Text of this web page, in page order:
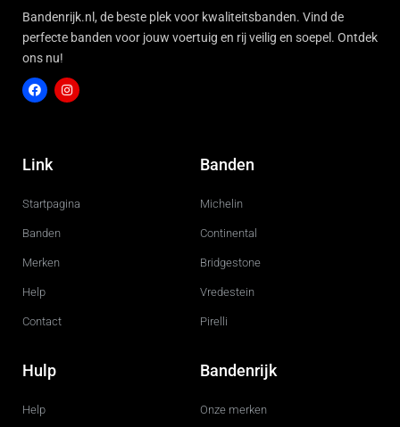
Bandenrijk.nl, de beste plek voor kwaliteitsbanden. Vind de
perfecte banden voor jouw voertuig en rij veilig en soepel. Ontdek
ons nu!
c
e
o
g
r
Link
Startpagina
Banden
Merken
Help
Contact
Banden
Michelin
Continental
Bridgestone
Vredestein
Pirelli
Hulp
Help
Bandenrijk
Onze merken